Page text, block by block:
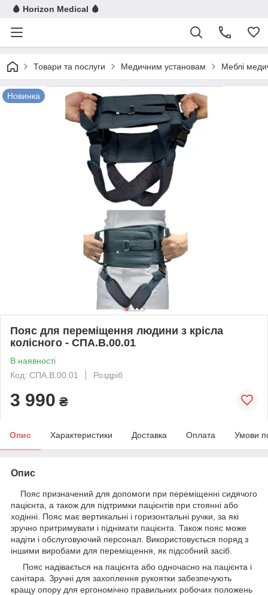
🩸 Horizon Medical 🩸
Товари та послуги Медичним установам Меблі
Новинка
Пояс для переміщення людини з крісла
колісного - СПА.В.00.01
В наявності
Код: СПА.В.00.01
Роздріб
3 990 ₴
Опис Характеристики Доставка Оплата Умови
Опис
Пояс призначений для допомоги при переміщенні сидячого
пацієнта, а також для підтримки пацієнтів при стоянні або
ходінні. Пояс має вертикальні і горизонтальні ручки, за які
зручно притримувати і піднімати пацієнта. Також пояс може
надіти і обслуговуючий персонал. Використовується поряд з
іншими виробами для переміщення, як підсобний засіб.
Пояс надівається на пацієнта або одночасно на пацієнта і
санітара. Зручні для захоплення рукоятки забезпечують
кращу опору для ергономічно правильних робочих положень